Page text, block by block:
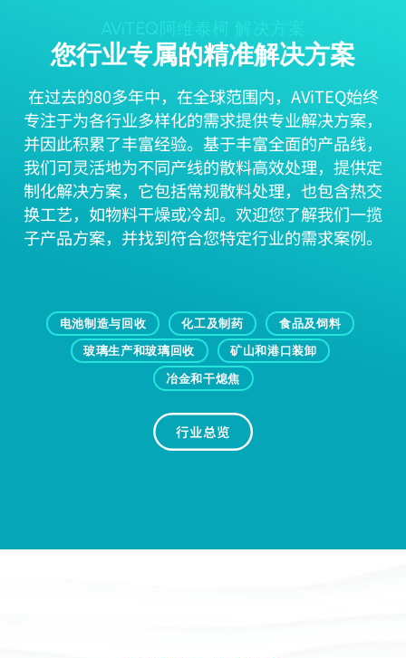
AViTEQ阿维泰柯 解决方案
您行业专属的精准解决方案
在过去的80多年中，在全球范围内，AViTEQ始终
专注于为各行业多样化的需求提供专业解决方案，
并因此积累了丰富经验。基于丰富全面的产品线，
我们可灵活地为不同产线的散料高效处理，提供定
制化解决方案，它包括常规散料处理，也包含热交
换工艺，如物料干燥或冷却。欢迎您了解我们一揽
子产品方案，并找到符合您特定行业的需求案例。
行业总览
电池制造与回收 化工及制药
食品及饲料
玻璃生产和玻璃回收
矿山和港口装卸
冶金和干熄焦